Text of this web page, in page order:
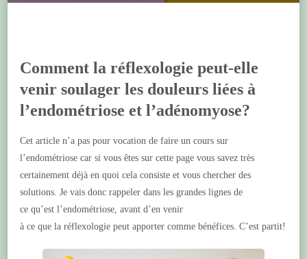
Comment la réflexologie peut-elle
venir soulager les douleurs liées à
l’endométriose et l’adénomyose?
Cet article n’a pas pour vocation de faire un cours sur
l’endométriose car si vous êtes sur cette page vous savez très
certainement déjà en quoi cela consiste et vous chercher des
solutions. Je vais donc rappeler dans les grandes lignes de
ce qu’est l’endométriose, avant d’en venir
à ce que la réflexologie peut apporter comme bénéfices. C’est partit!